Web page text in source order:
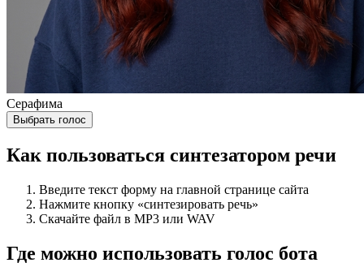
Серафима
Выбрать голос
Как пользоваться синтезатором речи
Введите текст форму на главной странице сайта
Нажмите кнопку «синтезировать речь»
Скачайте файл в MP3 или WAV
Где можно использовать голос бота